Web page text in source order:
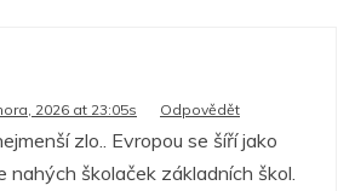
2026 at 23:05s Odpovědět
zlo.. Evropou se šíří jako
školaček základních škol.